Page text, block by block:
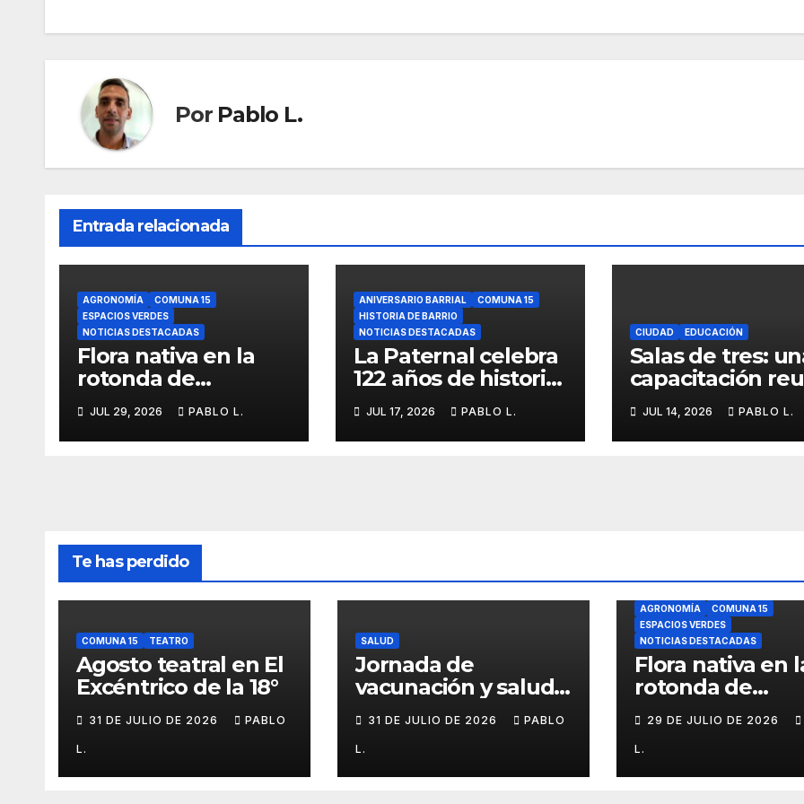
Por Pablo L.
Entrada relacionada
AGRONOMÍA
COMUNA 15
ESPACIOS VERDES
NOTICIAS DESTACADAS
Flora nativa en la
rotonda de
Agronomía
JUL 29, 2026 PABLO L.
ANIVERSARIO BARRIAL
COMUNA 15
HISTORIA DE BARRIO
NOTICIAS DESTACADAS
La Paternal celebra
122 años de historia,
identidad y
memoria barrial
JUL 17, 2026 PABLO L.
CIUDAD EDUCACIÓN
Salas de tres:
capacitación
a más de mil
docentes
JUL 14, 2026 PABLO L.
Te has perdido
COMUNA 15 TEATRO
Agosto teatral en El
Excéntrico de la 18°
31 DE JULIO DE 2026 PABLO
L.
SALUD
Jornada de
vacunación y salud
bucal para chicos
31 DE JULIO DE 2026 PABLO
L.
AGRONOMÍA
COMUNA 15
ESPACIOS VERDES
NOTICIAS DESTACADAS
Flora nativa en
rotonda de
Agronomía
29 DE JULIO DE 2026
L.